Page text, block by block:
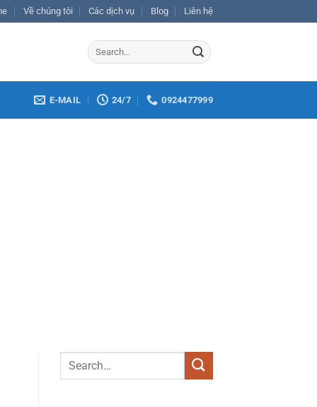
Về chúng tôi Các dịch vụ Blog Liên hệ
E-MAIL 24/7 0924477999